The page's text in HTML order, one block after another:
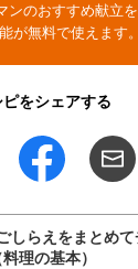
ンのおすすめ献立
が無料で使えます。
ピをシェアする
しらえをまとめて
料理の基本）